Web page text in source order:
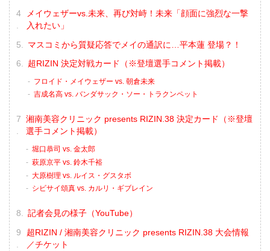
メイウェザーvs.未来、再び対峙！未来「顔面に強烈な一撃
入れたい」
マスコミから質疑応答でメイの通訳に…平本蓮 登場？！
超RIZIN 決定対戦カード（※登壇選手コメント掲載）
フロイド・メイウェザー vs. 朝倉未来
吉成名高 vs. バンダサック・ソー・トラクンペット
湘南美容クリニック presents RIZIN.38 決定カード（※登壇
選手コメント掲載）
堀口恭司 vs. 金太郎
萩原京平 vs. 鈴木千裕
大原樹理 vs. ルイス・グスタボ
シビサイ頌真 vs. カルリ・ギブレイン
記者会見の様子（YouTube）
超RIZIN / 湘南美容クリニック presents RIZIN.38 大会情報
／チケット